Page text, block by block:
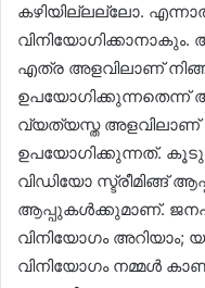
കഴിയില്ലല്ലോ. എന്നാൽ
എത്ര അളവിലാണ്
ഉപയോഗിക്കുന്നതെന്ന്
വ്യത്യസ്ത
ഉപയോഗിക്കുന്നത്.
വിഡിയോ സ്ട്രീമിങ്ങ്
ആപ്പുകൾക്കുമാണ്.
വിനിയോഗം
വിനിയോഗം നമ്മൾ